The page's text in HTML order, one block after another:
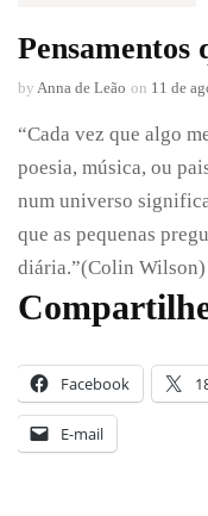
Pensamentos
by Anna de Leão on 11 de
“Cada vez que algo
poesia, música, ou
num universo
que as pequenas
diária.”(Colin Wilson)
Facebook
E-mail